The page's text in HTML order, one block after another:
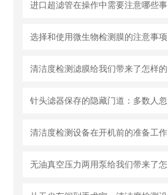
清洁度检测设备在开机前的准备工作